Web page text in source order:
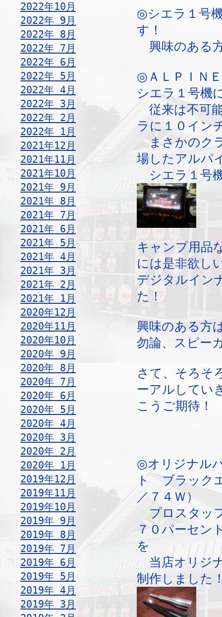
2022年10月
2022年 9月
2022年 8月
2022年 7月
2022年 6月
2022年 5月
2022年 4月
2022年 3月
2022年 2月
2022年 1月
2021年12月
2021年11月
2021年10月
2021年 9月
2021年 8月
2021年 7月
2021年 6月
2021年 5月
2021年 4月
2021年 3月
2021年 2月
2021年 1月
2020年12月
2020年11月
2020年10月
2020年 9月
2020年 8月
2020年 7月
2020年 6月
2020年 5月
2020年 4月
2020年 3月
2020年 2月
2020年 1月
2019年12月
2019年11月
2019年10月
2019年 9月
2019年 8月
2019年 7月
2019年 6月
2019年 5月
2019年 4月
2019年 3月
◎シエラ１号
す！
興味のある
◎ＡＬＰＩＮ
シエラ１号機
従来は不可
ラに１０イン
まさかのク
場したアルパ
シエラ１号
キャンプ用品
には是非欲し
デジタルイン
た！
興味のある方
勿論、スピー
さて、そろそ
ーアルしてい
こうご期待！
◎オリジナル
ト ブラック
／７４Ｗ）
プロスタッ
７０パーセン
を
当店オリジ
制作しました